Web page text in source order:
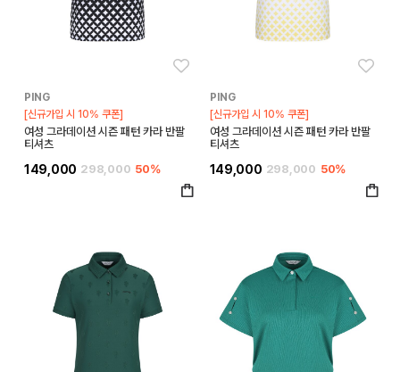
PING
[신규가입 시 10% 쿠폰]
여성 그라데이션 시즌 패턴 카라 반팔
티셔츠
149,000 298,000 50%
PING
[신규가입 시 10% 쿠폰]
여성 그라데이션 시즌 패턴 카라 반팔
티셔츠
149,000 298,000 50%